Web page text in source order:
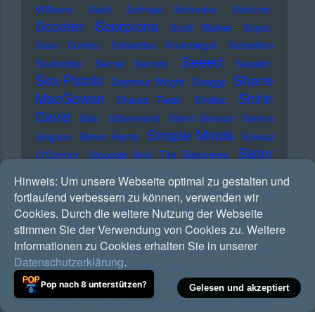
Williams
Sault Schnipo Schranke Schürze
Scooter Scorpions Scott Walker
Scycs
Sean Combs
Sebastian Krumbiegel
Sebastian
Studnitzky
Secret Secrets Seeed Sepalot
Sex Pistols Seymour Wright Shaggy Shane
MacGowan
Shania Twain Shellac
Shirin
David
Sido Silbermond Silent Servant Simina
Grigoriu Simon Harris Simple Minds Sinead
O'Connor
Siouxsie And The Banshees
Sister
Rosetta Tharpe
Sisters Of Mercy
Aggu
Skinner Brothers Skinny Pelembe
Sky
Saxon
Slade Sleaford Mods
Sleater-
Kinney Sly And The Family Stone Smag
Pa Dig Selv
Snoop Dogg Soap & Skin Soft
Cell
Soft Machine
Sonny Rollins
Soolking Sophia Kennedy
South Park Sparks Spencer Davis Group Spliff
Hinweis: Um unsere Webseite optimal zu gestalten und
fortlaufend verbessern zu können, verwenden wir
Cookies. Durch die weitere Nutzung der Webseite
stimmen Sie der Verwendung von Cookies zu. Weitere
Informationen zu Cookies erhalten Sie in unserer
Datenschutzerklärung.
Gelesen und akzeptiert
Pop nach 8 unterstützen?